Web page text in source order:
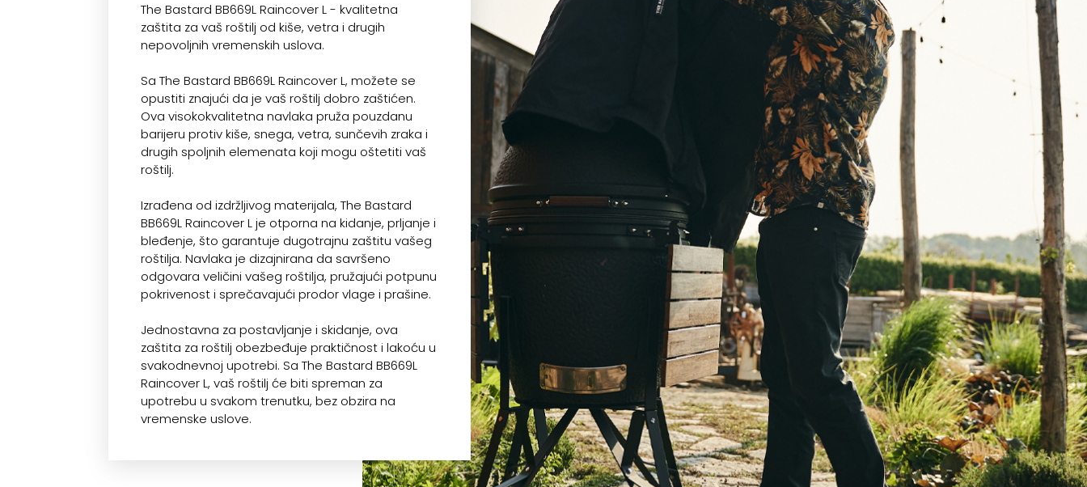
The Bastard BB669L Raincover L - kvalitetna
zaštita za vaš roštilj od kiše, vetra i drugih
nepovoljnih vremenskih uslova.
Sa The Bastard BB669L Raincover L, možete se
opustiti znajući da je vaš roštilj dobro zaštićen.
Ova visokokvalitetna navlaka pruža pouzdanu
barijeru protiv kiše, snega, vetra, sunčevih zraka i
drugih spoljnih elemenata koji mogu oštetiti vaš
roštilj.
Izrađena od izdržljivog materijala, The Bastard
BB669L Raincover L je otporna na kidanje, prljanje i
bleđenje, što garantuje dugotrajnu zaštitu vašeg
roštilja. Navlaka je dizajnirana da savršeno
odgovara veličini vašeg roštilja, pružajući potpunu
pokrivenost i sprečavajući prodor vlage i prašine.
Jednostavna za postavljanje i skidanje, ova
zaštita za roštilj obezbeđuje praktičnost i lakoću u
svakodnevnoj upotrebi. Sa The Bastard BB669L
Raincover L, vaš roštilj će biti spreman za
upotrebu u svakom trenutku, bez obzira na
vremenske uslove.